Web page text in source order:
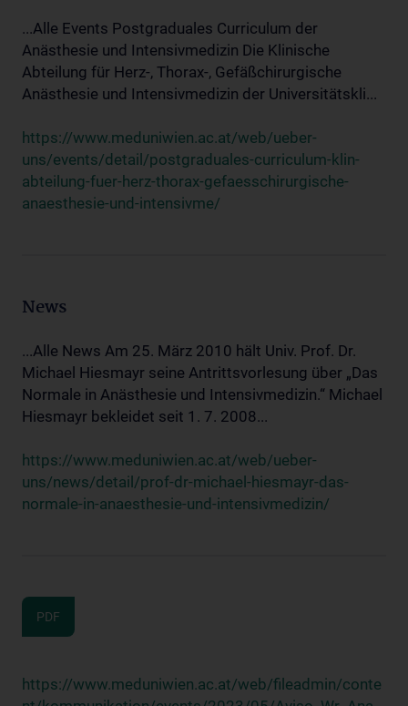
...Alle Events Postgraduales Curriculum der
Anästhesie und Intensivmedizin Die Klinische
Abteilung für Herz-, Thorax-, Gefäßchirurgische
Anästhesie und Intensivmedizin der Universitätskli...
https://www.meduniwien.ac.at/web/ueber-
uns/events/detail/postgraduales-curriculum-klin-
abteilung-fuer-herz-thorax-gefaesschirurgische-
anaesthesie-und-intensivme/
News
...Alle News Am 25. März 2010 hält Univ. Prof. Dr.
Michael Hiesmayr seine Antrittsvorlesung über „Das
Normale in Anästhesie und Intensivmedizin.“ Michael
Hiesmayr bekleidet seit 1. 7. 2008...
https://www.meduniwien.ac.at/web/ueber-
uns/news/detail/prof-dr-michael-hiesmayr-das-
normale-in-anaesthesie-und-intensivmedizin/
PDF
https://www.meduniwien.ac.at/web/fileadmin/conte